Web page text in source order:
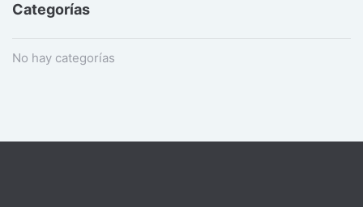
Categorías
No hay categorías